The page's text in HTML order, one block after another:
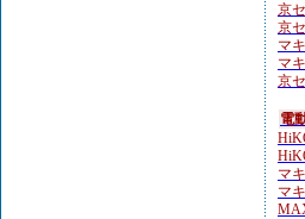
京
京
マ
マ
京
電
マ
マ